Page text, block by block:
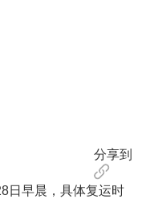
分享到
日早晨，具体复运时